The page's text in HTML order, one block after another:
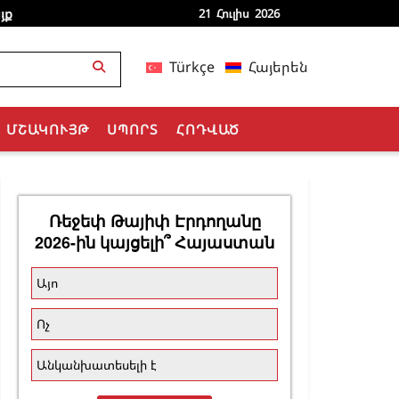
21 Հուլիս 2026
Türkçe Հայերեն
ՄՇԱԿՈՒՅԹ ՍՊՈՐՏ ՀՈԴՎԱԾ
Ռեջեփ Թայիփ Էրդողանը
2026-ին կայցելի՞ Հայաստան
Այո
Ոչ
Անկանխատեսելի է